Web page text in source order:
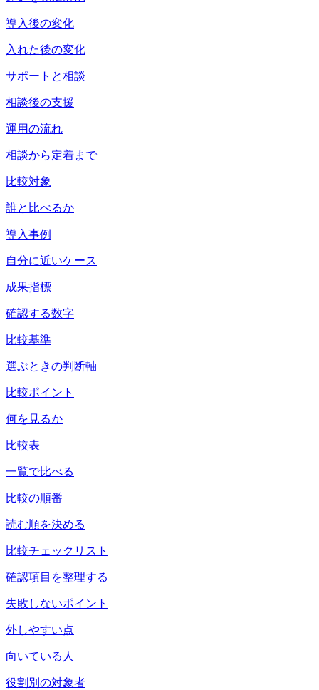
導入後の変化
入れた後の変化
サポートと相談
相談後の支援
運用の流れ
相談から定着まで
比較対象
誰と比べるか
導入事例
自分に近いケース
成果指標
確認する数字
比較基準
選ぶときの判断軸
比較ポイント
何を見るか
比較表
一覧で比べる
比較の順番
読む順を決める
比較チェックリスト
確認項目を整理する
失敗しないポイント
外しやすい点
向いている人
役割別の対象者